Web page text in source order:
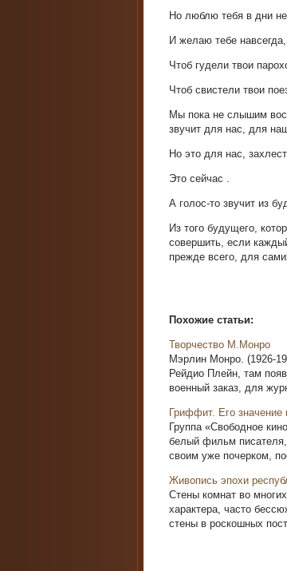
Но люблю тебя в дни
И желаю тебе навсегда,
Чтоб гудели твои
Чтоб свистели твои
Мы пока не слышим
звучит для нас, для
Но это для нас,
Это сейчас .
А голос-то звучит из
Из того будущего,
совершить, если
прежде всего, для
Похожие статьи:
Творчество М.Монро
Мэрлин Монро. (1926-
Рейдио Плейн, там
военный заказ, для
Гриффит. Его значение
Группа «Свободное
белый фильм писателя,
своим уже почерком,
Живопись эпохи
Стены комнат во
характера, часто
стены в роскошных